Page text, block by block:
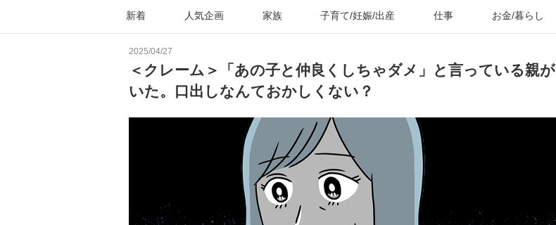
新着 人気企画 家族 子育て/妊娠/出産 仕事 お金/暮らし
2025/04/27
＜クレーム＞「あの子と仲良くしちゃダメ」と言っている親が
いた。口出しなんておかしくない？